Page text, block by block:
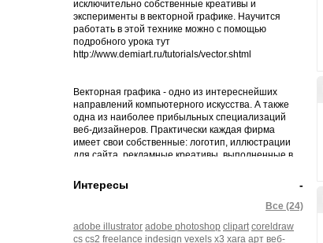
исключительно собственные креативы и
эксперименты в векторной графике. Научится
работать в этой технике можно с помощью
подробного урока тут
http://www.demiart.ru/tutorials/vector.shtml
Векторная графика - одно из интереснейших
направлений компьютерного искусства. А также
одна из наиболее прибыльных специализаций
веб-дизайнеров. Практически каждая фирма
имеет свои собственные: логотип, иллюстрации
для сайта, рекламные креативы, выполненные в
-
Интересы
Все (24)
adobe illustrator adobe photoshop clipart coreldraw
cs cs2 freelance indesign vexels x3 xara арт веб-